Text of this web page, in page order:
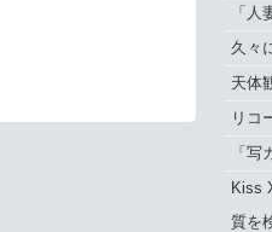
「
久々
天体
リコ
「写
Kiss
質を